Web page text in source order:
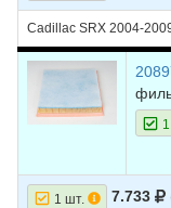
Cadillac SRX 2004-
1 шт. 7.733